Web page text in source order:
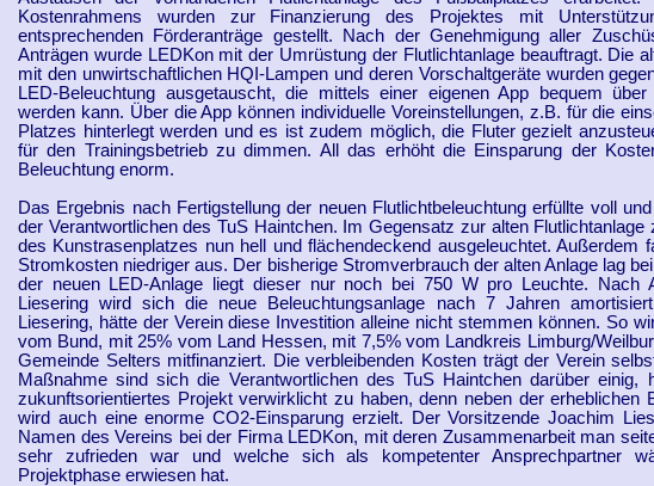
Kostenrahmens wurden zur Finanzierung des Projektes mit
entsprechenden Förderanträge gestellt. Nach der Genehmigung aller
Anträgen wurde LEDKon mit der Umrüstung der Flutlichtanlage beauftragt. Die
mit den unwirtschaftlichen HQI-Lampen und deren Vorschaltgeräte wurden
LED-Beleuchtung ausgetauscht, die mittels einer eigenen App bequem
werden kann. Über die App können individuelle Voreinstellungen, z.B. für die
Platzes hinterlegt werden und es ist zudem möglich, die Fluter gezielt
für den Trainingsbetrieb zu dimmen. All das erhöht die Einsparung der
Beleuchtung enorm.
Das Ergebnis nach Fertigstellung der neuen Flutlichtbeleuchtung erfüllte voll
der Verantwortlichen des TuS Haintchen. Im Gegensatz zur alten Flutlichtanlage
des Kunstrasenplatzes nun hell und flächendeckend ausgeleuchtet. Außerdem
Stromkosten niedriger aus. Der bisherige Stromverbrauch der alten Anlage lag
der neuen LED-Anlage liegt dieser nur noch bei 750 W pro Leuchte. Nach
Liesering wird sich die neue Beleuchtungsanlage nach 7 Jahren
Liesering, hätte der Verein diese Investition alleine nicht stemmen können. So
vom Bund, mit 25% vom Land Hessen, mit 7,5% vom Landkreis Limburg/
Gemeinde Selters mitfinanziert. Die verbleibenden Kosten trägt der Verein
Maßnahme sind sich die Verantwortlichen des TuS Haintchen darüber einig,
zukunftsorientiertes Projekt verwirklicht zu haben, denn neben der erheblichen
wird auch eine enorme CO2-Einsparung erzielt. Der Vorsitzende Joachim
Namen des Vereins bei der Firma LEDKon, mit deren Zusammenarbeit man
sehr zufrieden war und welche sich als kompetenter Ansprechpartner
Projektphase erwiesen hat.